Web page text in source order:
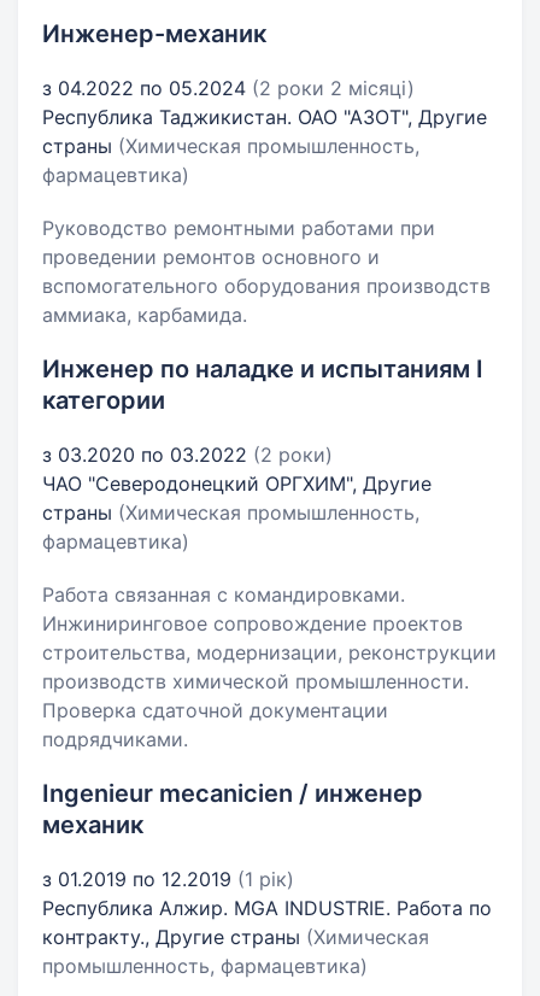
Инженер-механик
з 04.2022 по 05.2024 (2 роки 2 місяці)
Республика Таджикистан. ОАО "АЗОТ", Другие
страны (Химическая промышленность,
фармацевтика)
Руководство ремонтными работами при
проведении ремонтов основного и
вспомогательного оборудования производств
аммиака, карбамида.
Инженер по наладке и испытаниям I
категории
з 03.2020 по 03.2022 (2 роки)
ЧАО "Северодонецкий ОРГХИМ", Другие
страны (Химическая промышленность,
фармацевтика)
Работа связанная с командировками.
Инжиниринговое сопровождение проектов
строительства, модернизации, реконструкции
производств химической промышленности.
Проверка сдаточной документации
подрядчиками.
Ingenieur mecanicien / инженер
механик
з 01.2019 по 12.2019 (1 рік)
Республика Алжир. MGA INDUSTRIE. Работа по
контракту., Другие страны (Химическая
промышленность, фармацевтика)